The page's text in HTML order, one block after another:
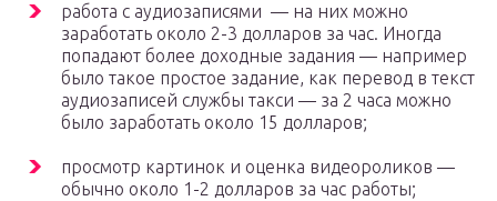
работа с аудиозаписями — на них можно
заработать около 2-3 долларов за час. Иногда
попадают более доходные задания — например
было такое простое задание, как перевод в текст
аудиозаписей службы такси — за 2 часа можно
было заработать около 15 долларов;
просмотр картинок и оценка видеороликов —
обычно около 1-2 долларов за час работы;